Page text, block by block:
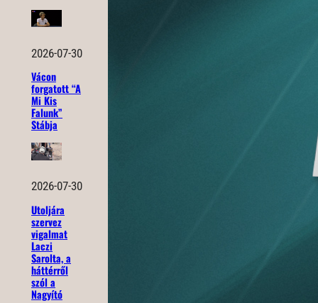
2026-07-30
Vácon
forgatott “A
Mi Kis
Falunk”
Stábja
2026-07-30
Utoljára
szervez
vigalmat
Laczi
Sarolta, a
háttérről
szól a
Nagyító